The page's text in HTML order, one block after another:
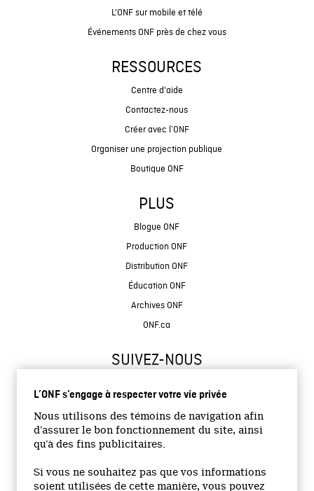
L’ONF s’engage à respecter votre vie privée
Nous utilisons des témoins de navigation afin
d’assurer le bon fonctionnement du site, ainsi
qu’à des fins publicitaires.
Si vous ne souhaitez pas que vos informations
soient utilisées de cette manière, vous pouvez
L'ONF sur mobile et télé
Événements ONF près de chez vous
RESSOURCES
Centre d'aide
Contactez-nous
Créer avec l’ONF
Organiser une projection publique
Boutique ONF
PLUS
Blogue ONF
Production ONF
Distribution ONF
Éducation ONF
Archives ONF
ONF.ca
SUIVEZ-NOUS
Site institutionnel